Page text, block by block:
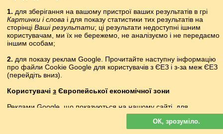
247 – конверт
1. для зберігання на вашому пристрої ваших результатів в грі
Картинки і слова і для показу статистики тих результатів на
сторінці Ваші результати; ці результати недоступні ішним
користувачам, ми їх не бережемо, не аналізуємо і не передаємо
іншим особам;
2. для показу реклам Google. Прочитайте наступну інформацію
про файли Cookie Google для користувачів з ЄЕЗ і з-за меж ЄЕЗ
(перейдіть вниз).
Користувачі з Європейської економічної зони
Реклами Google, що показуються на нашому сайті, для
персоналізуються. У такій рекламі файли
cookie не використовуються для персоналізації оголошень, але
служать для обмеження частоти показів, підготовки зведених
ОК, зрозуміло.